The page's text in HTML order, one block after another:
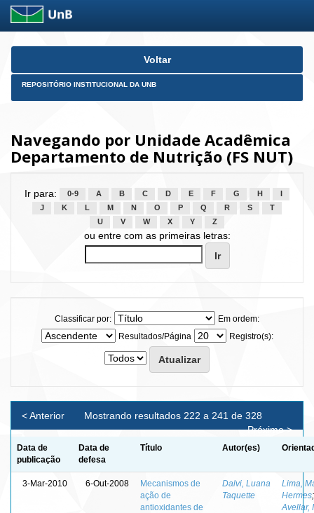
Skip
Voltar
REPOSITÓRIO INSTITUCIONAL DA UNB
Navegando por Unidade Acadêmica
Departamento de Nutrição (FS NUT)
Ir para: 0-9 A B C D E F G H
J
K L M N O P Q R S
T
U
V W X Y Z
ou entre com as primeiras letras:
Classificar por:
Em ordem:
Resultados/Página
Registro(s):
Mostrando resultados 222 a 241 de 328
< Anterior
Próximo >
Data de
publicação
Data de
defesa
Título Autor(es)
3-Mar-2010 6-Out-2008
Mecanismos de
ação de
antioxidantes de
Dalvi, Luana
Taquette
Lima,
Hermes;
Avellar,